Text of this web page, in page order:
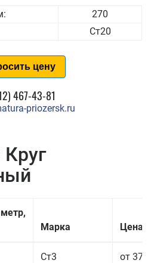
270
Ст20
цену
467-43-81
priozersk.ru
Марка Цена
Ст3
от 37